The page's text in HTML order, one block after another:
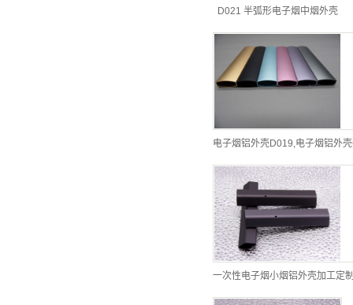
D021 半弧形电子烟中烟外壳
电子烟铝外壳D019,电子烟铝外
一次性电子烟小烟铝外壳加工定